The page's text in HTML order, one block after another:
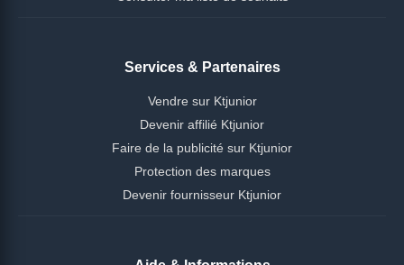
Services & Partenaires
Vendre sur Ktjunior
Devenir affilié Ktjunior
Faire de la publicité sur Ktjunior
Protection des marques
Devenir fournisseur Ktjunior